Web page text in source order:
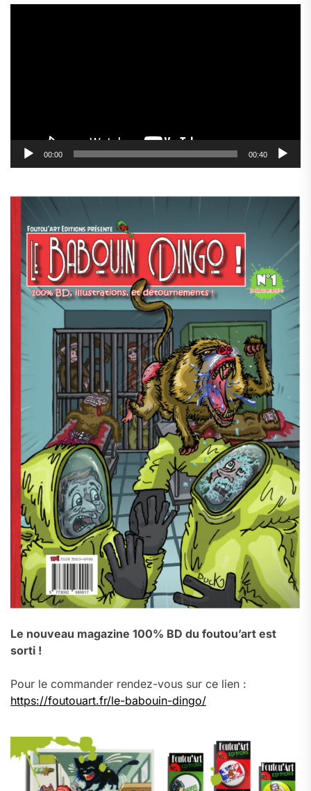
00:00 00:40
Le nouveau magazine 100% BD du foutou’art est
sorti !
Pour le commander rendez-vous sur ce lien :
https://foutouart.fr/le-babouin-dingo/